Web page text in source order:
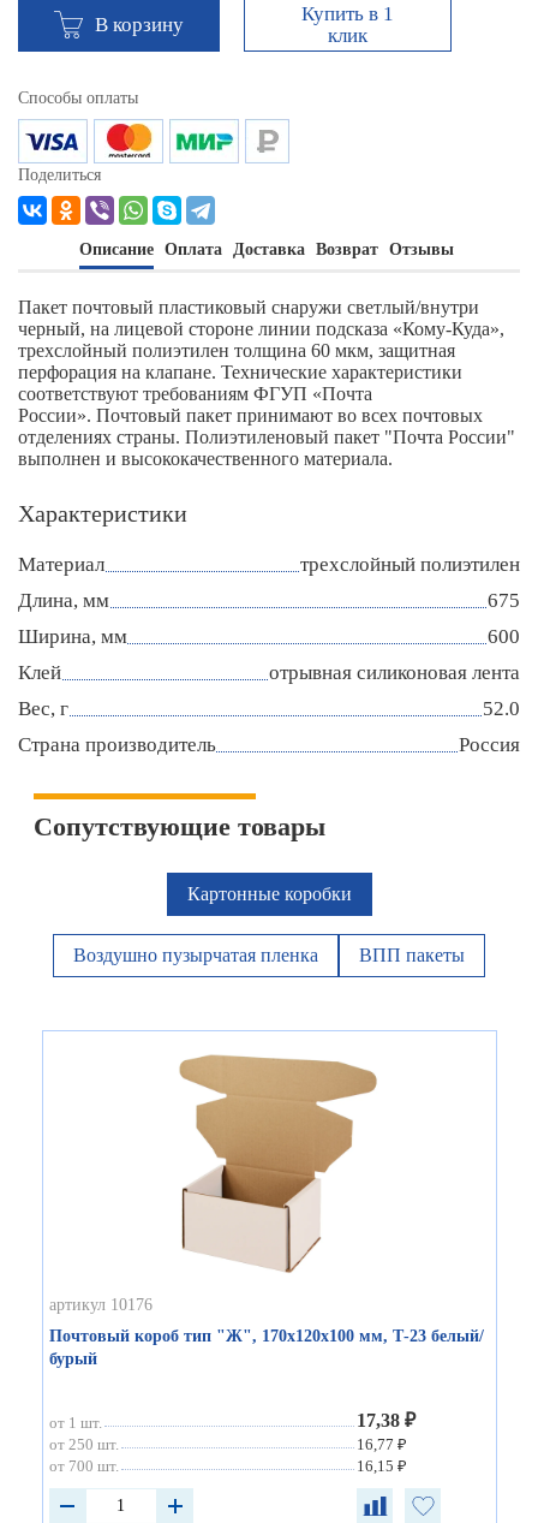
В корзину
Купить в 1
клик
Способы оплаты
Поделиться
Описание Оплата Доставка Возврат Отзывы
Пакет почтовый пластиковый снаружи светлый/внутри
черный, на лицевой стороне линии подсказа «Кому-Куда»,
трехслойный полиэтилен толщина 60 мкм, защитная
перфорация на клапане. Технические характеристики
соответствуют требованиям ФГУП «Почта
России». Почтовый пакет принимают во всех почтовых
отделениях страны. Полиэтиленовый пакет "Почта России"
выполнен и высококачественного материала.
Характеристики
Материал
трехслойный полиэтилен
Длина, мм
675
Ширина, мм
600
Клей
отрывная силиконовая лента
Вес, г
52.0
Страна производитель
Россия
Сопутствующие товары
Картонные коробки
Воздушно пузырчатая пленка ВПП пакеты
артикул 10176
Почтовый короб тип "Ж", 170х120х100 мм, Т-23 белый/
бурый
от 1 шт. 17,38 ₽
от 250 шт.
16,77 ₽
от 700 шт.
16,15 ₽